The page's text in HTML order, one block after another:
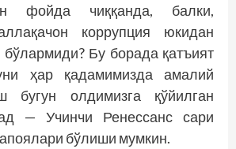
фойда чиққанда, балки,
коррупция юкидан
бўлармиди? Бу борада қатъият
ҳар қадамимизда амалий
бугун олдимизга қўйилган
— Учинчи Ренессанс сари
бўлиши мумкин.